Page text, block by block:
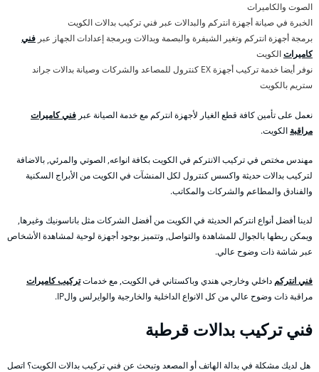
الصوت والكاميرات
الخبرة في صيانة أجهزة انتركم والبدالات عبر فني تركيب بدالات الكويت
برمجة أجهزة انتركم وتغير الشيفرة والبصمة وبدالات وبرمجة إعدادات الجهاز عبر فني
كاميراتالكويت
نوفر أيضا خدمة تركيب أجهزة EX كنترول للمصاعد والشركات وصيانة بدالات جراند
ستريم بالكويت
نعمل على تأمين كافة قطع الغيار لأجهزة انتركم مع خدمة الصيانة عبر فني كاميرات
مراقبة الكويت.
مهندس مختص في تركيب الانتركم في الكويت بكافة انواعه, الصوتي والمرئي, بالاضافة
لتركيب بدالات حديثة واكسس كنترول لكل المنشآت في الكويت من الأبراج السكنية
والفنادق والمطاعم والشركات والمكاتب.
لدينا أفضل أنواع انتركم الحديثة في الكويت من أفضل الشركات مثل باناسونيك وغيرها,
ويمكن ربطها بالجوال للمشاهدة والتواصل, وتتميز بوجود أجهزة لوحية لمشاهدة الأشخاص
عبر شاشة ذات وضوح عالي.
فني انتركم داخلي وخارجي هندي وباكستاني في الكويت, مع خدماتتركيب كاميرات
مراقبة ذات وضوح عالي من كل الانواع الداخلية والخارجية والوايرلس والIP.
فني تركيب بدالات قرطبة
هل لديك مشكلة في بدالة الهاتف أو المصعد وتبحث عن فني تركيب بدالات الكويت؟ اتصل